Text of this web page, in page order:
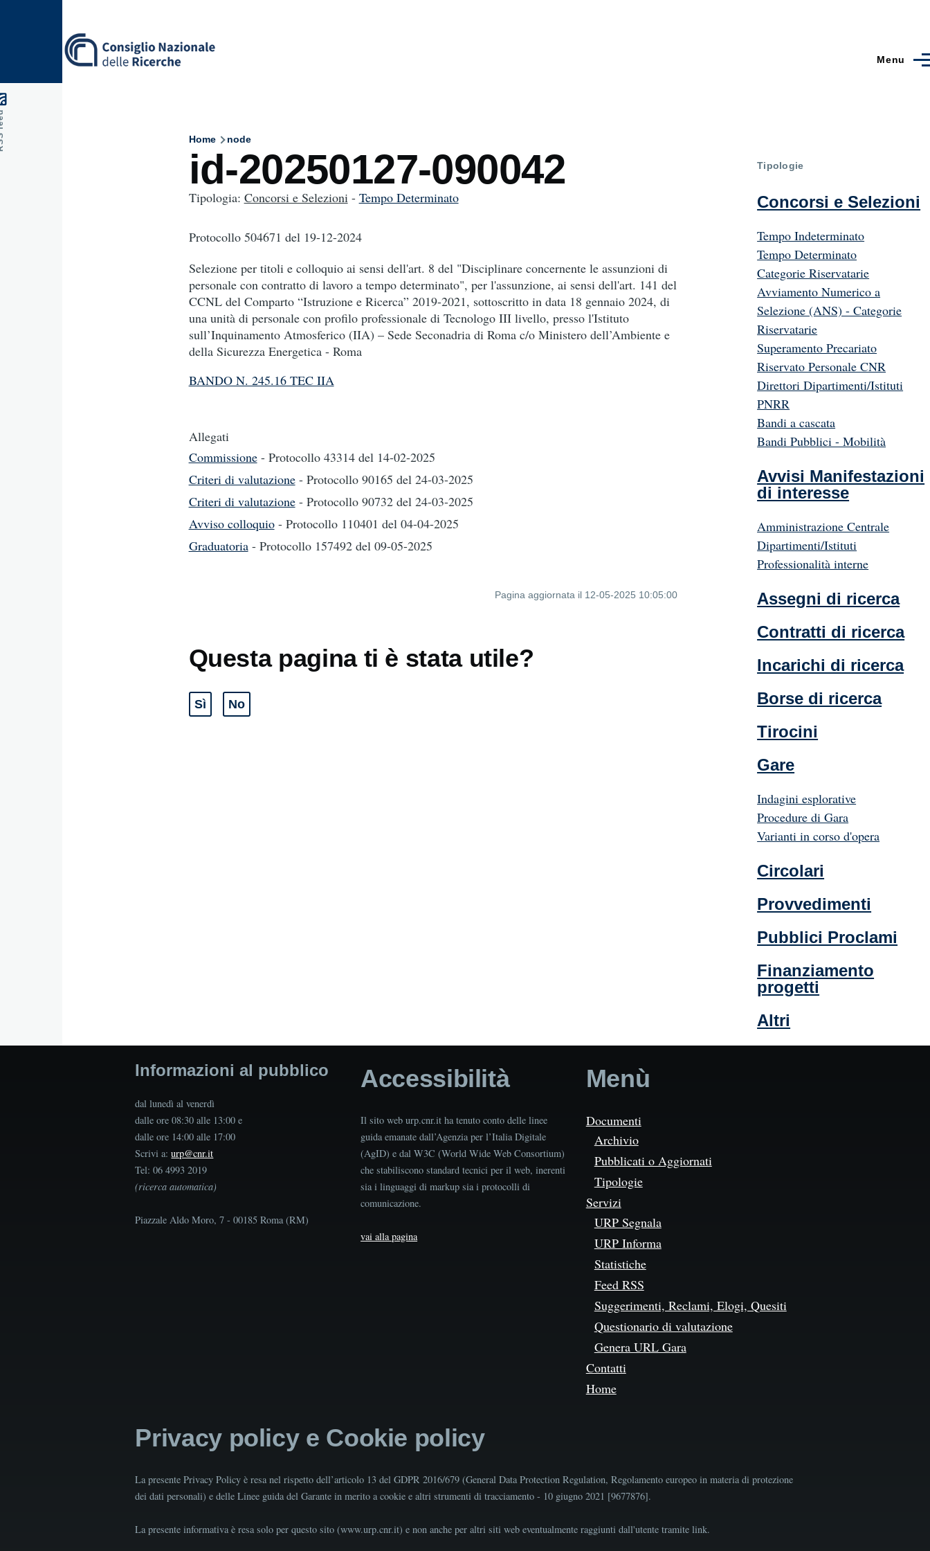
Menu
Breadcrumb
Home node
id-20250127-090042
Tipologia: Concorsi e Selezioni- Tempo Determinato
Protocollo 504671 del 19-12-2024
Selezione per titoli e colloquio ai sensi dell'art. 8 del "Disciplinare concernente le assunzioni di
personale con contratto di lavoro a tempo determinato", per l'assunzione, ai sensi dell'art. 141 del
CCNL del Comparto “Istruzione e Ricerca” 2019-2021, sottoscritto in data 18 gennaio 2024, di
una unità di personale con profilo professionale di Tecnologo III livello, presso l'Istituto
sull’Inquinamento Atmosferico (IIA) – Sede Seconadria di Roma c/o Ministero dell’Ambiente e
della Sicurezza Energetica - Roma
BANDO N. 245.16 TEC IIA
Allegati
Commissione - Protocollo 43314 del 14-02-2025
Criteri di valutazione - Protocollo 90165 del 24-03-2025
Criteri di valutazione - Protocollo 90732 del 24-03-2025
Avviso colloquio - Protocollo 110401 del 04-04-2025
Graduatoria - Protocollo 157492 del 09-05-2025
Pagina aggiornata il 12-05-2025 10:05:00
Questa pagina ti è stata utile?
Sì
Tipologie
Concorsi e Selezioni
Tempo Indeterminato
Tempo Determinato
Categorie Riservatarie
Avviamento Numerico a
Selezione (ANS) - Categorie
Riservatarie
Superamento Precariato
Riservato Personale CNR
Direttori Dipartimenti/Istituti
PNRR
Bandi a cascata
Bandi Pubblici - Mobilità
Avvisi Manifestazioni
di interesse
Amministrazione Centrale
Dipartimenti/Istituti
Professionalità interne
Assegni di ricerca
Contratti di ricerca
Incarichi di ricerca
Borse di ricerca
Tirocini
Gare
Indagini esplorative
Procedure di Gara
Varianti in corso d'opera
Circolari
Provvedimenti
Pubblici Proclami
Finanziamento
progetti
Altri
Informazioni al pubblico
dal lunedì al venerdì
dalle ore 08:30 alle 13:00 e
dalle ore 14:00 alle 17:00
Scrivi a:urp@cnr.it
Tel: 06 4993 2019
(ricerca automatica)
Piazzale Aldo Moro, 7 - 00185 Roma (RM)
Accessibilità
Il sito web urp.cnr.it ha tenuto conto delle linee
guida emanate dall’Agenzia per l’Italia Digitale
(AgID) e dal W3C (World Wide Web Consortium)
che stabiliscono standard tecnici per il web, inerenti
sia i linguaggi di markup sia i protocolli di
comunicazione.
vai alla pagina
Menù
Documenti
Archivio
Pubblicati o Aggiornati
Tipologie
Servizi
URP Segnala
URP Informa
Statistiche
Feed RSS
Suggerimenti, Reclami, Elogi, Quesiti
Questionario di valutazione
Genera URL Gara
Contatti
Home
Privacy policy e Cookie policy
La presente Privacy Policy è resa nel rispetto dell’articolo 13 del GDPR 2016/679 (General Data Protection Regulation, Regolamento europeo in materia di protezione
dei dati personali) e delle Linee guida del Garante in merito a cookie e altri strumenti di tracciamento - 10 giugno 2021 [9677876].
La presente informativa è resa solo per questo sito (www.urp.cnr.it) e non anche per altri siti web eventualmente raggiunti dall'utente tramite link.